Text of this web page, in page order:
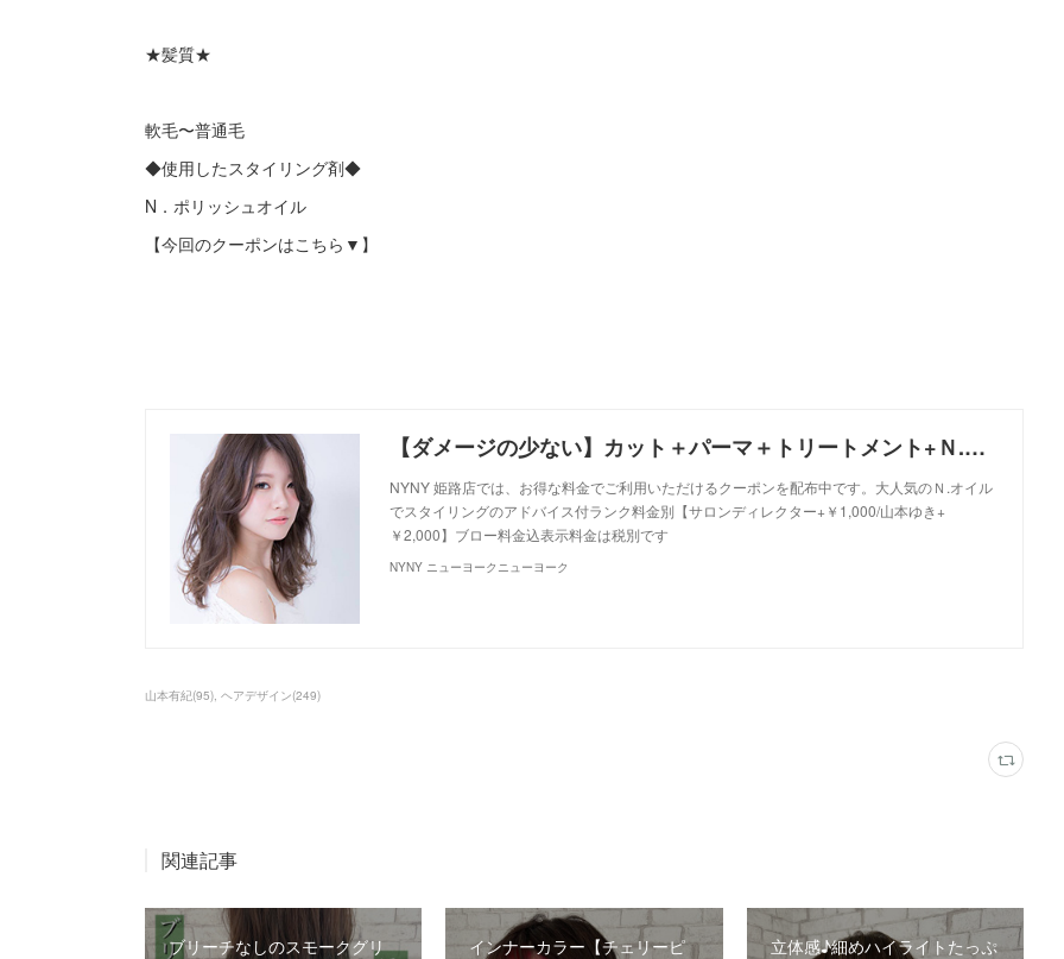
★髪質★
軟毛〜普通毛
◆使用したスタイリング剤◆
N．ポリッシュオイル
【今回のクーポンはこちら▼】
【ダメージの少ない】カット＋パーマ＋トリートメント+Ｎ.オイル付｜クーポン｜美容室 NYNY NYNY 姫路店｜ヘアサロン・美容院｜ニューヨークニューヨーク
NYNY 姫路店では、お得な料金でご利用いただけるクーポンを配布中です。大人気のＮ.オイル
でスタイリングのアドバイス付ランク料金別【サロンディレクター+￥1,000/山本ゆき+
￥2,000】ブロー料金込表示料金は税別です
NYNY ニューヨークニューヨーク
山本有紀(95) ヘアデザイン(249)
関連記事
ブリーチなしのスモークグリ
インナーカラー【チェリーピ
立体感♪細めハイライトたっぷ